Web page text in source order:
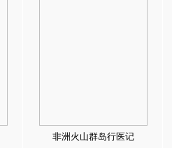
非洲火山群岛行医记